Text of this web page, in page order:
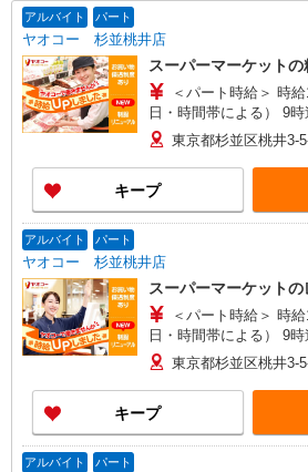
アルバイト パート
ヤオコー 杉並桃井店
スーパーマーケット
＜パート時給＞ 時
日・時間帯による） 9
降：時給1430円〜 18時
曜＋200円 ★日・祝＋
時給や募集内容はお問
東京都杉並区桃井3-
キープ
アルバイト パート
ヤオコー 杉並桃井店
スーパーマーケット
＜パート時給＞ 時
日・時間帯による） 9
降：時給1430円〜 18時
曜＋200円 ★日・祝＋
時給や募集内容はお問
東京都杉並区桃井3-
キープ
アルバイト パート